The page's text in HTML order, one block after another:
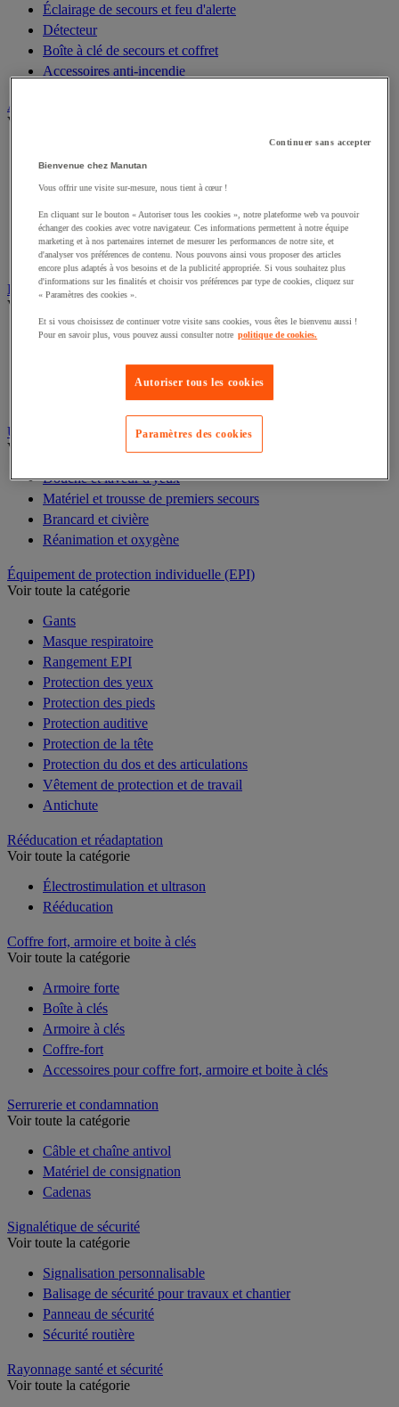
Éclairage de secours et feu d'alerte
Détecteur
Boîte à clé de secours et coffret
Accessoires anti-incendie
Accessibilité
Voir toute la catégorie
Salle de bain, sanitaires médicalisés et PMR
Signalétique pour PMR
Aide à l'orientation et à l'évacuation
Fauteuil roulant et mobilité
Aménagement des escaliers et des sols
Équipement et mobilier médical
Voir toute la catégorie
Divan, paravent et chaise d'examen
Armoire à pharmacie
Mobilier et fournitures pour cabinet médical
Urgence et premiers secours
Voir toute la catégorie
Douche et laveur d'yeux
Matériel et trousse de premiers secours
Brancard et civière
Réanimation et oxygène
Équipement de protection individuelle (EPI)
Voir toute la catégorie
Gants
Masque respiratoire
Rangement EPI
Protection des yeux
Protection des pieds
Protection auditive
Protection de la tête
Protection du dos et des articulations
Vêtement de protection et de travail
Antichute
Rééducation et réadaptation
Voir toute la catégorie
Électrostimulation et ultrason
Rééducation
Coffre fort, armoire et boite à clés
Voir toute la catégorie
Armoire forte
Boîte à clés
Armoire à clés
Coffre-fort
Accessoires pour coffre fort, armoire et boite à clés
Serrurerie et condamnation
Voir toute la catégorie
Câble et chaîne antivol
Matériel de consignation
Cadenas
Signalétique de sécurité
Voir toute la catégorie
Signalisation personnalisable
Balisage de sécurité pour travaux et chantier
Panneau de sécurité
Sécurité routière
Rayonnage santé et sécurité
Voir toute la catégorie
Continuer sans accepter
Bienvenue chez Manutan
Vous offrir une visite sur-mesure, nous tient à cœur !
En cliquant sur le bouton « Autoriser tous les cookies », notre plateforme web va pouvoir
échanger des cookies avec votre navigateur. Ces informations permettent à notre équipe
marketing et à nos partenaires internet de mesurer les performances de notre site, et
d'analyser vos préférences de contenu. Nous pouvons ainsi vous proposer des articles
encore plus adaptés à vos besoins et de la publicité appropriée. Si vous souhaitez plus
d'informations sur les finalités et choisir vos préférences par type de cookies, cliquez sur
« Paramètres des cookies ».
Et si vous choisissez de continuer votre visite sans cookies, vous êtes le bienvenu aussi !
Pour en savoir plus, vous pouvez aussi consulter notre politique de cookies.
Autoriser tous les cookies
Paramètres des cookies